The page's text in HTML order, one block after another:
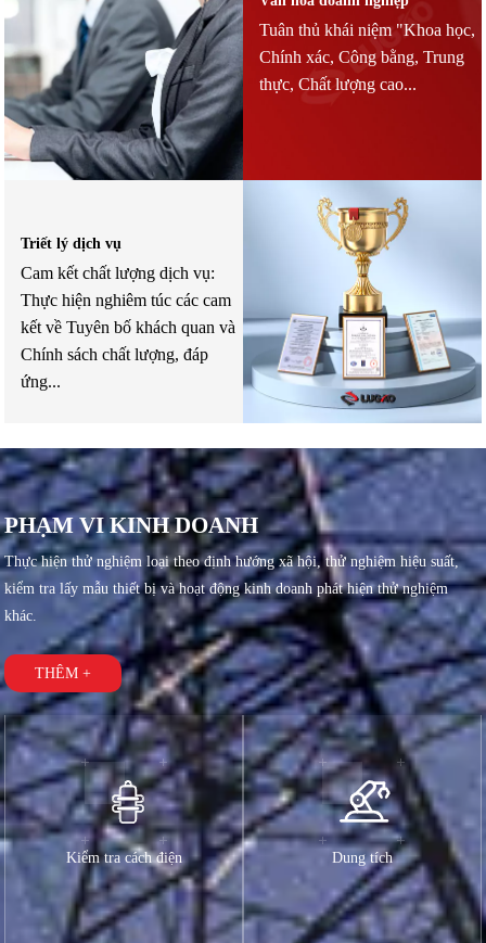
Tuân thủ khái niệm "Khoa học,
Chính xác, Công bằng, Trung
thực, Chất lượng cao...
Triết lý dịch vụ
Cam kết chất lượng dịch vụ:
Thực hiện nghiêm túc các cam
kết về Tuyên bố khách quan và
Chính sách chất lượng, đáp
ứng...
PHẠM VI KINH DOANH
Thực hiện thử nghiệm loại theo định hướng xã hội, thử nghiệm hiệu suất,
kiểm tra lấy mẫu thiết bị và hoạt động kinh doanh phát hiện thử nghiệm
khác.
THÊM +
Kiểm tra cách điện Dung tích